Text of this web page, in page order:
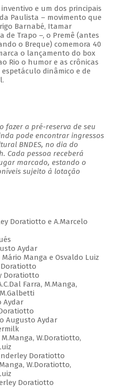
e um dos principais
Paulista – movimento que
Barnabé, Itamar
de Trapo –, o Premê (antes
o Breque) comemora 40
o lançamento do box
Rio o humor e as crônicas
dinâmico e de
fazer a pré-reserva de seu
pode encontrar ingressos
BNDES, no dia do
Cada pessoa receberá
marcado, estando o
sujeito à lotação
Doratiotto e A.Marcelo
Aydar
Manga e Osvaldo Luiz
Doratiotto
Farra, M.Manga,
Aydar
Augusto Aydar
W.Doratiotto,
Doratiotto
W.Doratiotto,
Doratiotto